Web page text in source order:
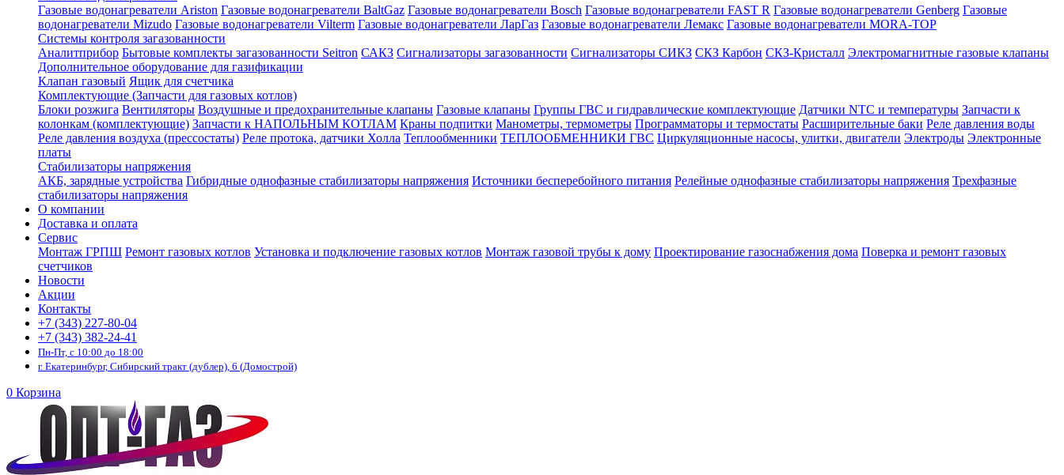
Газовые водонагреватели Ariston Газовые водонагреватели BaltGaz Газовые водонагреватели Bosch Газовые водонагреватели FAST R Газовые водонагреватели Genberg Газовые
водонагреватели Mizudo Газовые водонагреватели Vilterm Газовые водонагреватели ЛарГаз Газовые водонагреватели Лемакс Газовые водонагреватели MORA-TOP
Системы контроля загазованности
Аналитприбор Бытовые комплекты загазованности Seitron САКЗ Сигнализаторы загазованности Сигнализаторы СИКЗ СКЗ Карбон СКЗ-Кристалл Электромагнитные газовые клапаны
Дополнительное оборудование для газификации
Клапан газовый Ящик для счетчика
Комплектующие (Запчасти для газовых котлов)
Блоки розжига Вентиляторы Воздушные и предохранительные клапаны Газовые клапаны Группы ГВС и гидравлические комплектующие Датчики NTC и температуры Запчасти к
колонкам (комплектующие) Запчасти к НАПОЛЬНЫМ КОТЛАМ Краны подпитки Манометры, термометры Программаторы и термостаты Расширительные баки Реле давления воды
Реле давления воздуха (прессостаты) Реле протока, датчики Холла Теплообменники ТЕПЛООБМЕННИКИ ГВС Циркуляционные насосы, улитки, двигатели Электроды Электронные
платы
Стабилизаторы напряжения
АКБ, зарядные устройства Гибридные однофазные стабилизаторы напряжения Источники бесперебойного питания Релейные однофазные стабилизаторы напряжения Трехфазные
стабилизаторы напряжения
О компании
Доставка и оплата
Сервис
Монтаж ГРПШ Ремонт газовых котлов Установка и подключение газовых котлов Монтаж газовой трубы к дому Проектирование газоснабжения дома Поверка и ремонт газовых
счетчиков
Новости
Акции
Контакты
+7 (343) 227-80-04
+7 (343) 382-24-41
Пн-Пт, с 10:00 до 18:00
г. Екатеринбург, Сибирский тракт (дублер), 6 (Домострой)
0 Корзина